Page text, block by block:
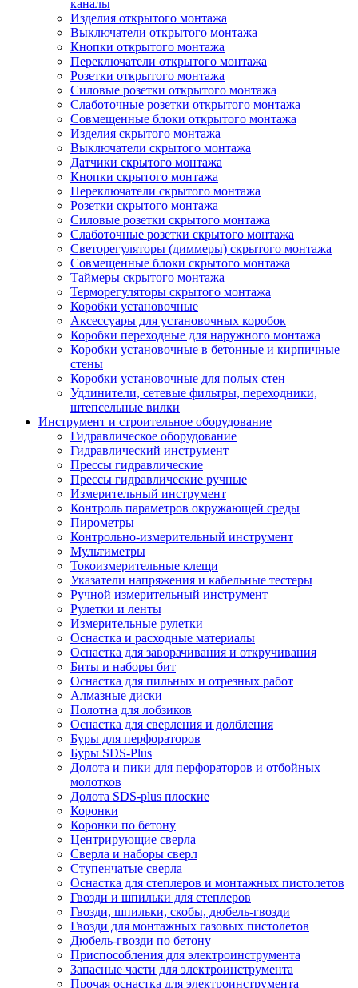
каналы
Изделия открытого монтажа
Выключатели открытого монтажа
Кнопки открытого монтажа
Переключатели открытого монтажа
Розетки открытого монтажа
Силовые розетки открытого монтажа
Слаботочные розетки открытого монтажа
Совмещенные блоки открытого монтажа
Изделия скрытого монтажа
Выключатели скрытого монтажа
Датчики скрытого монтажа
Кнопки скрытого монтажа
Переключатели скрытого монтажа
Розетки скрытого монтажа
Силовые розетки скрытого монтажа
Слаботочные розетки скрытого монтажа
Светорегуляторы (диммеры) скрытого монтажа
Совмещенные блоки скрытого монтажа
Таймеры скрытого монтажа
Терморегуляторы скрытого монтажа
Коробки установочные
Аксессуары для установочных коробок
Коробки переходные для наружного монтажа
Коробки установочные в бетонные и кирпичные
стены
Коробки установочные для полых стен
Удлинители, сетевые фильтры, переходники,
штепсельные вилки
Инструмент и строительное оборудование
Гидравлическое оборудование
Гидравлический инструмент
Прессы гидравлические
Прессы гидравлические ручные
Измерительный инструмент
Контроль параметров окружающей среды
Пирометры
Контрольно-измерительный инструмент
Мультиметры
Токоизмерительные клещи
Указатели напряжения и кабельные тестеры
Ручной измерительный инструмент
Рулетки и ленты
Измерительные рулетки
Оснастка и расходные материалы
Оснастка для заворачивания и откручивания
Биты и наборы бит
Оснастка для пильных и отрезных работ
Алмазные диски
Полотна для лобзиков
Оснастка для сверления и долбления
Буры для перфораторов
Буры SDS-Plus
Долота и пики для перфораторов и отбойных
молотков
Долота SDS-plus плоские
Коронки
Коронки по бетону
Центрирующие сверла
Сверла и наборы сверл
Ступенчатые сверла
Оснастка для степлеров и монтажных пистолетов
Гвозди и шпильки для степлеров
Гвозди, шпильки, скобы, дюбель-гвозди
Гвозди для монтажных газовых пистолетов
Дюбель-гвозди по бетону
Приспособления для электроинструмента
Запасные части для электроинструмента
Прочая оснастка для электроинструмента